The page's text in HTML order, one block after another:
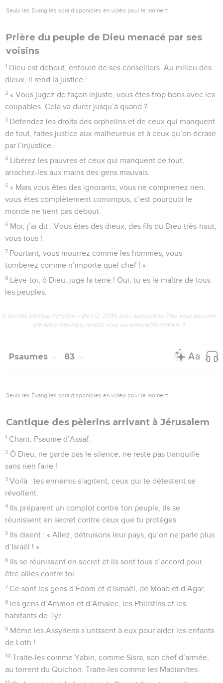
Seuls les Évangiles sont disponibles en vidéo pour le moment.
Prière du peuple de Dieu menacé par ses
voisins
1 Dieu est debout, entouré de ses conseillers. Au milieu des
dieux, il rend la justice :
2 « Vous jugez de façon injuste, vous êtes trop bons avec les
coupables. Cela va durer jusqu’à quand ?
3 Défendez les droits des orphelins et de ceux qui manquent
de tout, faites justice aux malheureux et à ceux qu’on écrase
par l’injustice.
4 Libérez les pauvres et ceux qui manquent de tout,
arrachez-les aux mains des gens mauvais.
5 « Mais vous êtes des ignorants, vous ne comprenez rien,
vous êtes complètement corrompus, c’est pourquoi le
monde ne tient pas debout.
6 Moi, j’ai dit : Vous êtes des dieux, des fils du Dieu très-haut,
vous tous !
7 Pourtant, vous mourrez comme les hommes, vous
tomberez comme n’importe quel chef ! »
8 Lève-toi, ô Dieu, juge la terre ! Oui, tu es le maître de tous
les peuples.
© Société biblique française – Bibli’O, 2000, avec autorisation. Pour vous procurer
une Bible imprimée, rendez-vous sur www.editionsbiblio.fr
Psaumes 83
Seuls les Évangiles sont disponibles en vidéo pour le moment.
Cantique des pèlerins arrivant à Jérusalem
1 Chant. Psaume d’Assaf.
2 Ô Dieu, ne garde pas le silence, ne reste pas tranquille
sans rien faire !
3 Voilà : tes ennemis s’agitent, ceux qui te détestent se
révoltent.
4 Ils préparent un complot contre ton peuple, ils se
réunissent en secret contre ceux que tu protèges.
5 Ils disent : « Allez, détruisons leur pays, qu’on ne parle plus
d’Israël ! »
6 Ils se réunissent en secret et ils sont tous d’accord pour
être alliés contre toi.
7 Ce sont les gens d’Édom et d’Ismaël, de Moab et d’Agar,
8 les gens d’Ammon et d’Amalec, les Philistins et les
habitants de Tyr.
9 Même les Assyriens s’unissent à eux pour aider les enfants
de Loth !
10 Traite-les comme Yabin, comme Sisra, son chef d’armée,
au torrent du Quichon. Traite-les comme les Madianites.